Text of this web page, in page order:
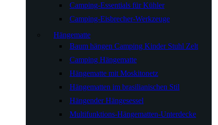
Camping-Essentials für Kühler
Camping-Eisbrecher-Werkzeuge
Hängematte
Baum hängen Camping Kinder Stuhl Zelt
Camping Hängematte
Hängematte mit Moskitonetz
Hängematten im brasilianischen Stil
Hängender Hängesessel
Multifunktions-Hängematten-Unterdecke